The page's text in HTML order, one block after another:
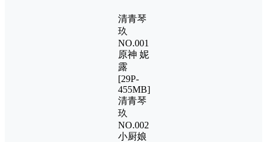
清青琴
玖
NO.001
原神 妮
露
[29P-
455MB]
清青琴
玖
NO.002
小厨娘